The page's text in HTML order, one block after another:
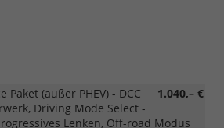
1.040,– €
Paket (außer PHEV) - DCC
Driving Mode Select -
Lenken, Off-road Modus